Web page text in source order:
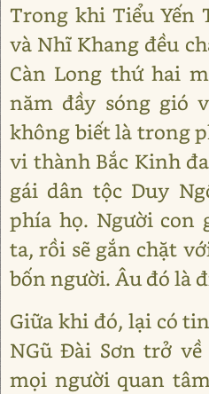
Trong khi Tiểu Yến
và Nhĩ Khang đều
Càn Long thứ hai
năm đầy sóng gió
không biết là trong
vi thành Bắc Kinh
gái dân tộc Duy
phía họ. Người con
ta, rồi sẽ gắn chặt
bốn người. Âu đó là
Giữa khi đó, lại có
NGũ Ðài Sơn trở
mọi người quan